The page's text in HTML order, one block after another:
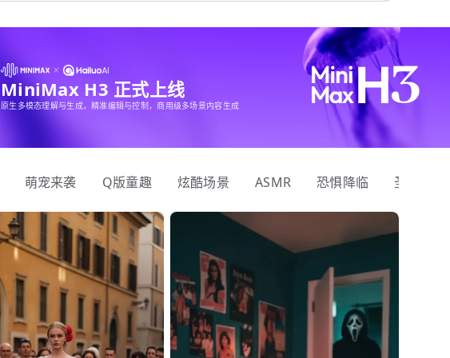
MiniMax H3 正式上线
原生多模态理解与生成，精准编辑与控制，商用级多场景内容生成
萌宠来袭 Q版童趣 炫酷场景 ASMR 恐惧降临 圣诞狂欢